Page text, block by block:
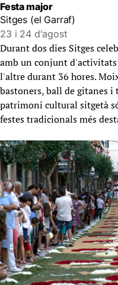
Festa major
Sitges (el Garraf)
23 i 24 d'agost
Durant dos dies Sitges
amb un conjunt d'activitats
l'altre durant 36 hores.
bastoners, ball de gitanes
patrimoni cultural sitgetà
festes tradicionals més